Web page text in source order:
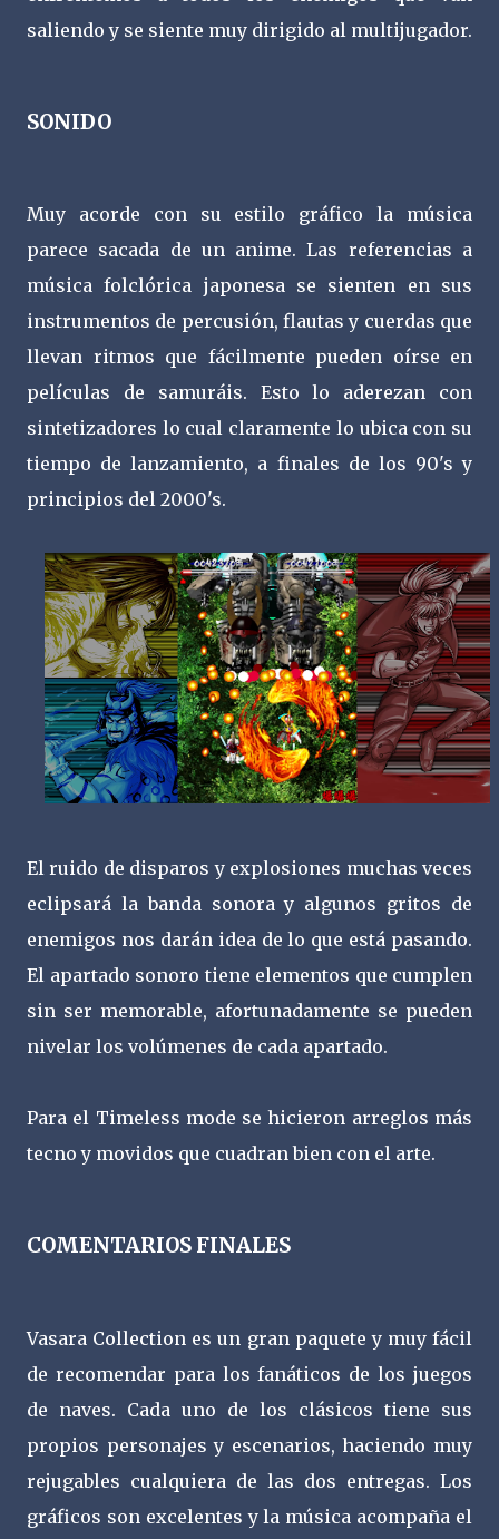
saliendo y se siente muy dirigido al multijugador.
SONIDO
Muy acorde con su estilo gráfico la música
parece sacada de un anime. Las referencias a
música folclórica japonesa se sienten en sus
instrumentos de percusión, flautas y cuerdas que
llevan ritmos que fácilmente pueden oírse en
películas de samuráis. Esto lo aderezan con
sintetizadores lo cual claramente lo ubica con su
tiempo de lanzamiento, a finales de los 90's y
principios del 2000's.
El ruido de disparos y explosiones muchas veces
eclipsará la banda sonora y algunos gritos de
enemigos nos darán idea de lo que está pasando.
El apartado sonoro tiene elementos que cumplen
sin ser memorable, afortunadamente se pueden
nivelar los volúmenes de cada apartado.
Para el Timeless mode se hicieron arreglos más
tecno y movidos que cuadran bien con el arte.
COMENTARIOS FINALES
Vasara Collection es un gran paquete y muy fácil
de recomendar para los fanáticos de los juegos
de naves. Cada uno de los clásicos tiene sus
propios personajes y escenarios, haciendo muy
rejugables cualquiera de las dos entregas. Los
gráficos son excelentes y la música acompaña el